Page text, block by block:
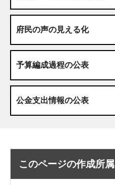
府民の声の見える化
予算編成過程の公表
公金支出情報の公表
このページの作成所属